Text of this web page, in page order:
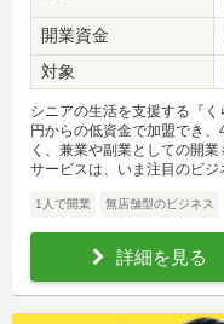
開業資金
対象
シニアの生活を支援する『
円からの低資金で加盟でき
く、兼業や副業としての開
サービスは、いま注目のビジ
1人で開業 無店舗型のビジネス
詳細を見る